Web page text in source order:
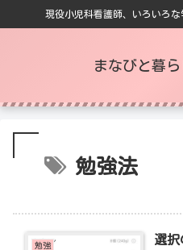
現役小児科看護師、いろいろ
まなびと暮
勉強法
勉強
選択